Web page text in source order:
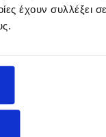
έχουν συλλέξει